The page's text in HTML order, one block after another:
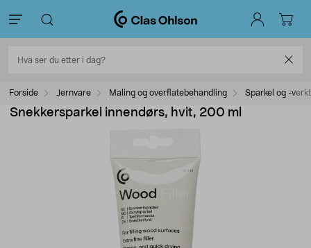
Forside Jernvare Maling og overflatebehandling Sparkel og -
Snekkersparkel innendørs, hvit, 200 ml